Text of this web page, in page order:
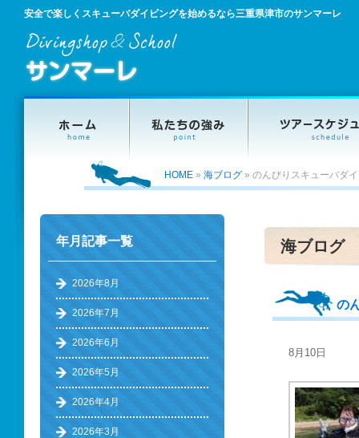
安全で楽しくスキューバダイビングを始めるなら三重県津市のサンマーレ
HOME » 海ブログ » のんびりスキューバダ
海ブログ
の
8月10日
年月記事一覧
2026年8月
2026年7月
2026年6月
2026年5月
2026年4月
2026年3月